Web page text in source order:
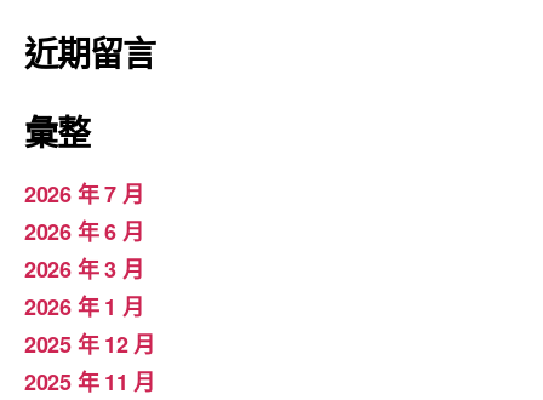
近期留言
彙整
2026 年 7 月
2026 年 6 月
2026 年 3 月
2026 年 1 月
2025 年 12 月
2025 年 11 月